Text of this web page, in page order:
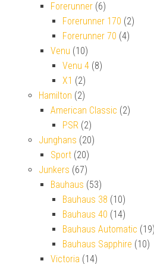
Forerunner (6)
Forerunner 170 (2)
Forerunner 70 (4)
Venu (10)
Venu 4 (8)
X1 (2)
Hamilton (2)
American Classic (2)
PSR (2)
Junghans (20)
Sport (20)
Junkers (67)
Bauhaus (53)
Bauhaus 38 (10)
Bauhaus 40 (14)
Bauhaus Automatic (19)
Bauhaus Sapphire (10)
Victoria (14)